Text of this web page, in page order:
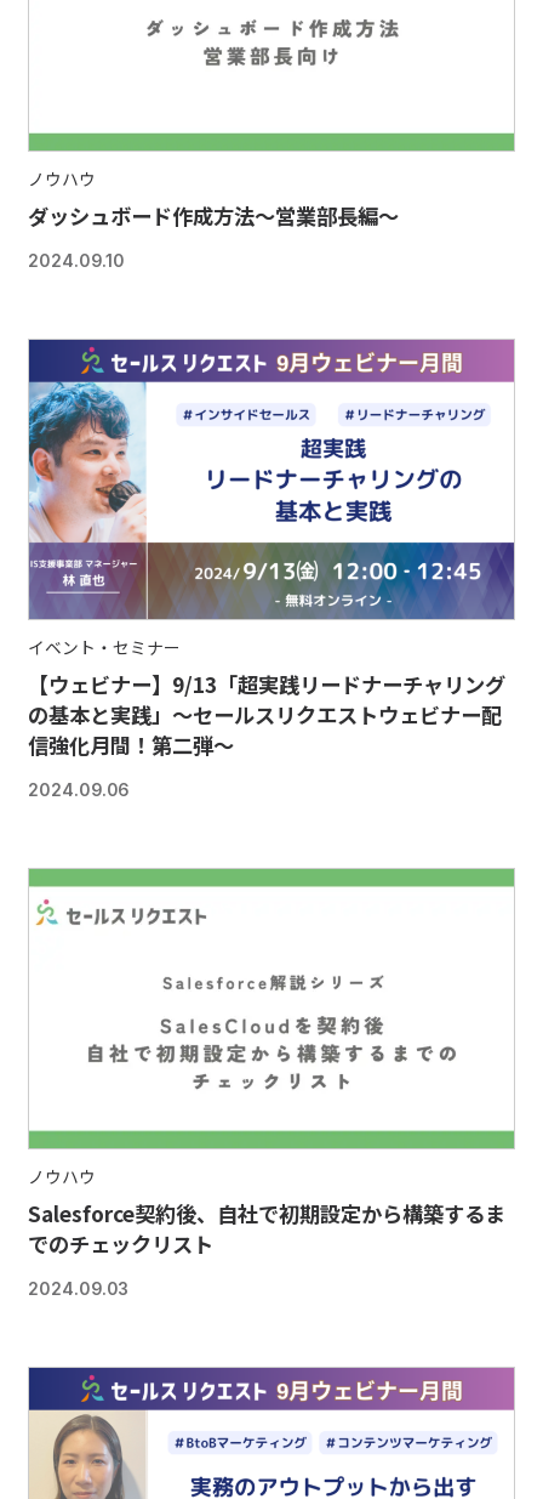
ノウハウ
ダッシュボード作成方法〜営業部長編〜
2024.09.10
イベント・セミナー
【ウェビナー】9/13「超実践リードナーチャリング
の基本と実践」～セールスリクエストウェビナー配
信強化月間！第二弾～
2024.09.06
ノウハウ
Salesforce契約後、自社で初期設定から構築するま
でのチェックリスト
2024.09.03